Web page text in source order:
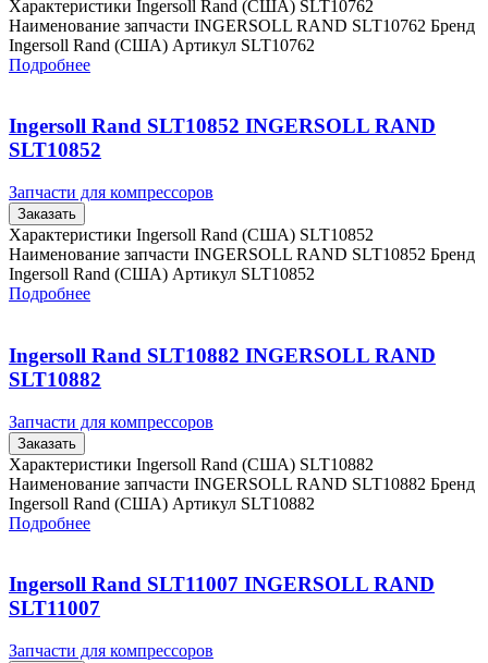
Характеристики Ingersoll Rand (США) SLT10762
Наименование запчасти INGERSOLL RAND SLT10762 Бренд
Ingersoll Rand (США) Артикул SLT10762
Подробнее
Ingersoll Rand SLT10852 INGERSOLL RAND
SLT10852
Запчасти для компрессоров
Заказать
Характеристики Ingersoll Rand (США) SLT10852
Наименование запчасти INGERSOLL RAND SLT10852 Бренд
Ingersoll Rand (США) Артикул SLT10852
Подробнее
Ingersoll Rand SLT10882 INGERSOLL RAND
SLT10882
Запчасти для компрессоров
Заказать
Характеристики Ingersoll Rand (США) SLT10882
Наименование запчасти INGERSOLL RAND SLT10882 Бренд
Ingersoll Rand (США) Артикул SLT10882
Подробнее
Ingersoll Rand SLT11007 INGERSOLL RAND
SLT11007
Запчасти для компрессоров